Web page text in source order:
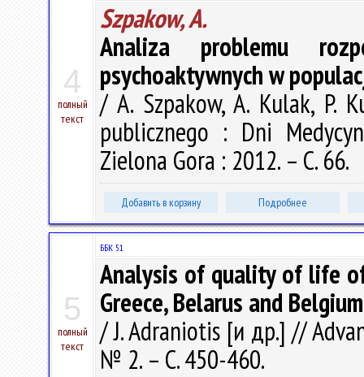
4
полный
текст
Szpakow, A.
Analiza problemu
psychoaktywnych w
/ A. Szpakow, A. Kulak, P.
publicznego : Dni
Zielona Gora : 2012. – С. 66.
Добавить в корзину Подробнее
5
полный
текст
ББК 51
Analysis of quality of life
Greece, Belarus and
/ J. Adraniotis [и др.] //
№ 2. – С. 450-460.